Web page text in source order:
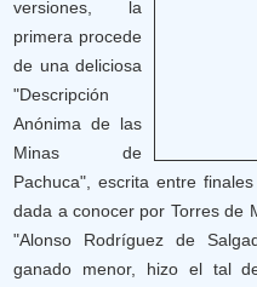
versiones, la
primera procede
de una deliciosa
"Descripción
Anónima de las
Minas de
Pachuca", escrita entre
dada a conocer por Torres de
"Alonso Rodríguez de
ganado menor, hizo el tal